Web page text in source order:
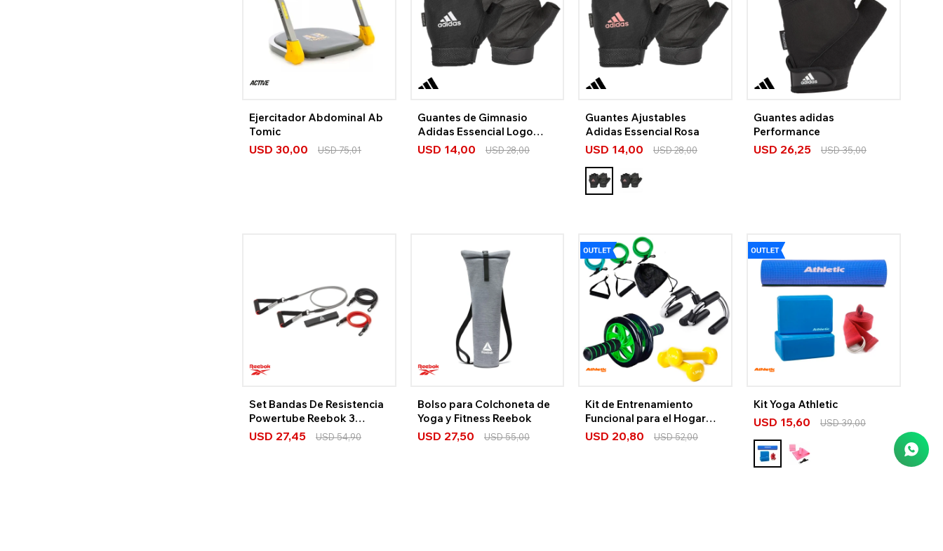
Ejercitador Abdominal Ab
Tomic
USD 30,00 USD75,01
Guantes de Gimnasio
Adidas Essencial Logo
Blanco
USD 14,00 USD28,00
Guantes Ajustables
Adidas Essencial Rosa
USD 14,00 USD28,00
Guantes adidas
Performance
USD 26,25 USD35,00
Set Bandas De Resistencia
Powertube Reebok 3
Niveles
USD 27,45 USD54,90
Bolso para Colchoneta de
Yoga y Fitness Reebok
USD 27,50 USD55,00
Kit de Entrenamiento
Funcional para el Hogar
Athletic
USD 20,80 USD52,00
Kit Yoga Athletic
USD 15,60 USD39,00